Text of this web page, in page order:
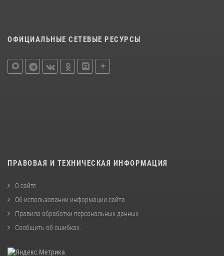
ОФИЦИАЛЬНЫЕ СЕТЕВЫЕ РЕСУРСЫ
ПРАВОВАЯ И ТЕХНИЧЕСКАЯ ИНФОРМАЦИЯ
О сайте
Об использовании информации сайта
Правила обработки персональных данных
Сообщить об ошибках